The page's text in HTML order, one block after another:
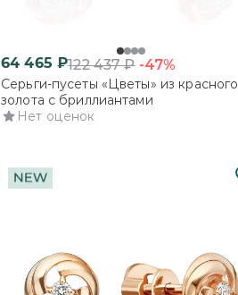
64 465 ₽122 437₽ -47%
Серьги-пусеты «Цветы» из красного
золота с бриллиантами
Нет оценок